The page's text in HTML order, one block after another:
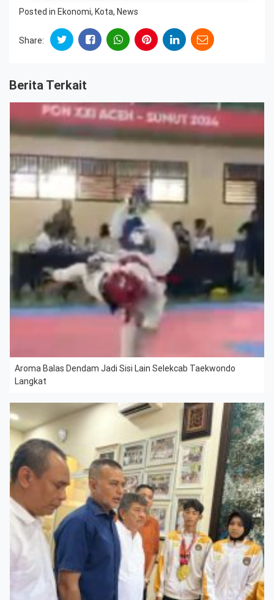
Posted in Ekonomi, Kota, News
Share:
Berita Terkait
Aroma Balas Dendam Jadi Sisi Lain Selekcab Taekwondo
Langkat